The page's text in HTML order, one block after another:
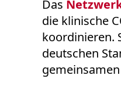
Das
die klinische
koordinieren.
deutschen